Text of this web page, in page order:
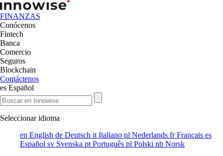
FINANZAS
Conócenos
Fintech
Banca
Comercio
Seguros
Blockchain
Contáctenos
es Español
Seleccionar idioma
en English de Deutsch it Italiano nl Nederlands frFrançais es
Español sv Svenska pt Português pl Polski nb Norsk